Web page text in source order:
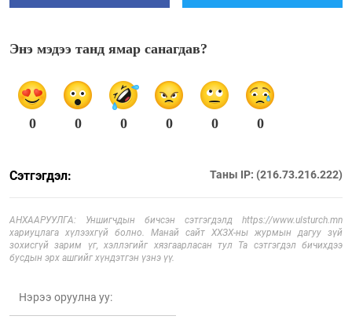
Энэ мэдээ танд ямар санагдав?
0 0 0 0 0 0
Сэтгэгдэл: Таны IP: (216.73.216.222)
АНХААРУУЛГА: Уншигчдын бичсэн сэтгэгдэлд https://www.ulsturch.mn
хариуцлага хүлээхгүй болно. Манай сайт ХХЗХ-ны журмын дагуу зүй
зохисгүй зарим үг, хэллэгийг хязгаарласан тул Та сэтгэгдэл бичихдээ
бусдын эрх ашгийг хүндэтгэн үзнэ үү.